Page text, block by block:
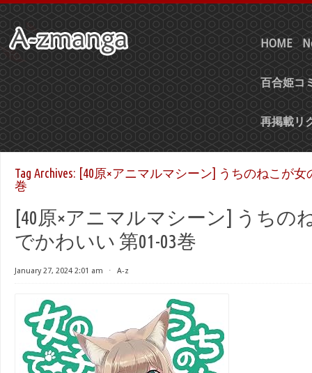
HOME
百合姫コ
再掲載リ
Tag Archives: [40原×アニマルマシーン] うちのねこが女
巻
[40原×アニマルマシーン] うちの
でかわいい 第01-03巻
January 27, 2024 2:01 am ⋅ A-z